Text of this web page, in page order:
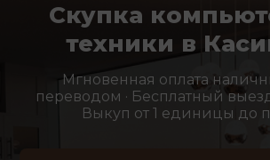
Скупка
техники в
Мгновенная оплата
переводом · Бесплатный
Выкуп от 1 единицы до